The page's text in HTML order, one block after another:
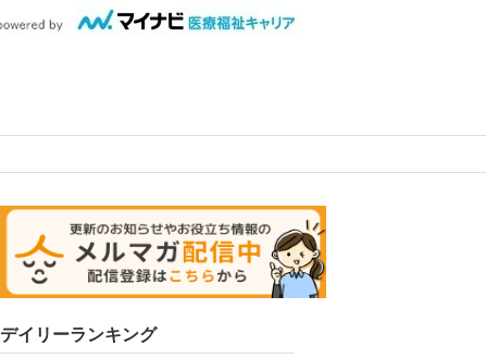
デイリーランキング